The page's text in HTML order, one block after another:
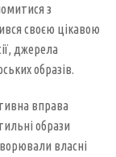
з
своєю цікавою
джерела
образів.
вправа
образи
власні